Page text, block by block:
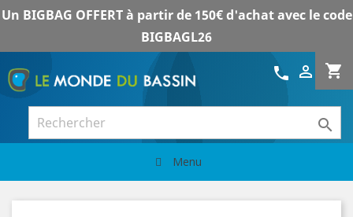
Un BIGBAG OFFERT à partir de 150€ d'achat avec le code
BIGBAGL26
shopping_cart

call

Menu